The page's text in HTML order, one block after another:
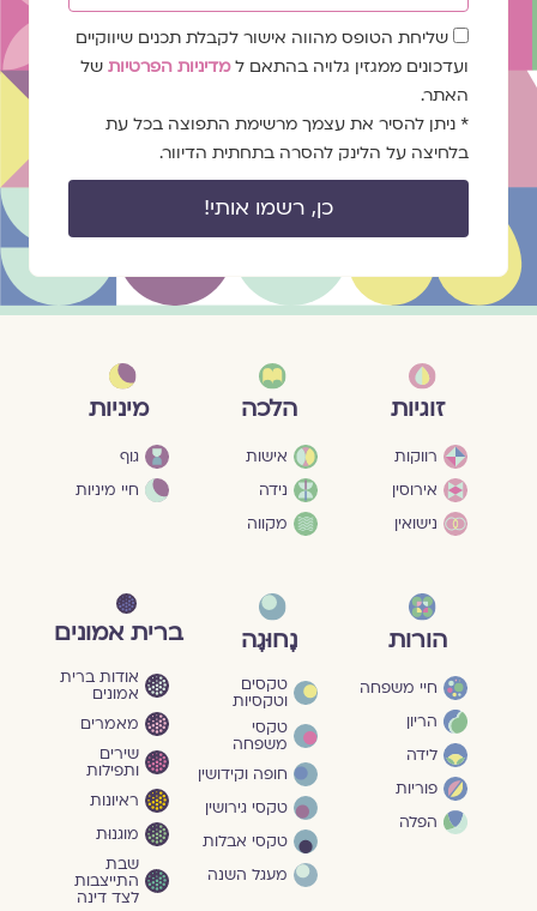
שדה
הסכמה
שליחת הטופס מהווה אישור לקבלת תכנים שיווקיים
ועדכונים ממגזין גלויה בהתאם למדיניות הפרטיות של
האתר.
* ניתן להסיר את עצמך מרשימת התפוצה בכל עת
בלחיצה על הלינק להסרה בתחתית הדיוור.
כן, רשמו אותי!
זוגיות
רווקות
אירוסין
נישואין
הלכה
אישות
נידה
מקווה
מיניות
גוף
חיי מיניות
הורות
חיי משפחה
הריון
לידה
פוריות
הפלה
נָחוּגָה
טקסים
וטקסיות
טקסי
משפחה
חופה וקידושין
טקסי גירושין
טקסי אבלות
מעגל השנה
ברית אמונים
אודות ברית
אמונים
מאמרים
שירים
ותפילות
ראיונות
מוגנוּת
שבת
התייצבות
לצד דינה